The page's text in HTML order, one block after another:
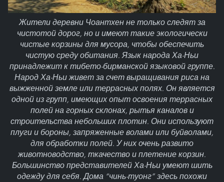
Жители деревни Чоантхен не только следят за
чистотой дорог, но и имеют такие экологически
чистые корзины для мусора, чтобы обеспечить
чистую среду обитания. Язык народа Ха-Ньи
принадлежит к тибето-бирманской языковой группе.
Народ Ха-Ньи живет за счет выращивания риса на
выжженной земле или террасных полях. Он является
одной из групп, имеющих опыт освоения террасных
полей на горных склонах, рытья каналов и
строительства небольших плотин. Они используют
плуги и бороны, запряженные волами или буйволами,
для обработки полей. У них очень развито
животноводство, ткачество и плетение корзин.
Большинство представителей Ха-Ньи умеют шить
одежду для себя. Дома “чинь-туонг” здесь похожи